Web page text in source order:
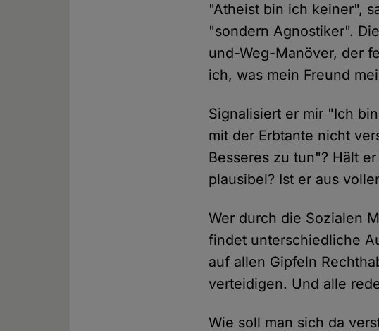
"Atheist bin ich keiner",
"sondern Agnostiker".
und-Weg-Manöver, der
ich, was mein Freund
Signalisiert er mir "Ich
mit der Erbtante nicht
Besseres zu tun"? Hält
plausibel? Ist er aus
Wer durch die Sozialen
findet unterschiedliche
auf allen Gipfeln
verteidigen. Und alle
Wie soll man sich da